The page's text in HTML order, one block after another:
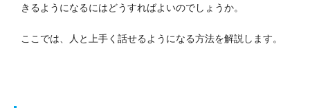
きるようになるにはどうすればよいのでしょうか。
ここでは、人と上手く話せるようになる方法を解説します。